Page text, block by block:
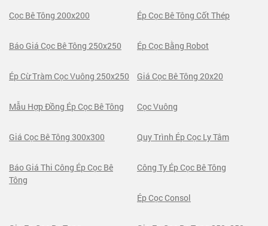
Cọc Bê Tông 200x200 Ép Cọc Bê Tông Cốt Thép
Báo Giá Cọc Bê Tông 250x250 Ép Cọc Bằng Robot
Ép Cừ Tràm Cọc Vuông 250x250 Giá Cọc Bê Tông 20x20
Mẫu Hợp Đồng Ép Cọc Bê Tông Cọc Vuông
Giá Cọc Bê Tông 300x300 Quy Trình Ép Cọc Ly Tâm
Báo Giá Thi Công Ép Cọc Bê
Tông
Công Ty Ép Cọc Bê Tông
Ép Cọc Consol